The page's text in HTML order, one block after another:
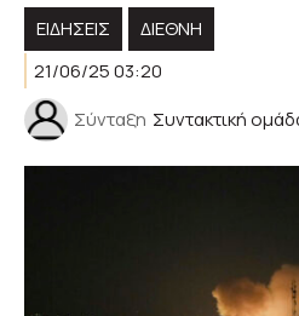
ΕΙΔΗΣΕΙΣ
ΔΙΕΘΝΗ
21/06/25 03:20
Σύνταξη Συντακτική